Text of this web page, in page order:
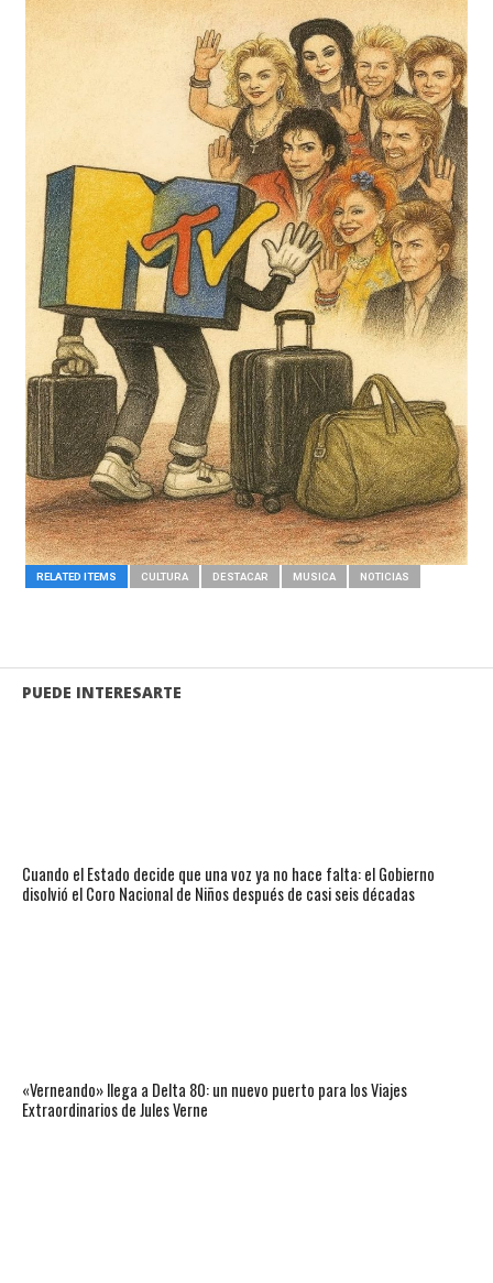
RELATED ITEMS CULTURA DESTACAR MUSICA NOTICIAS
PUEDE INTERESARTE
Cuando el Estado decide que una voz ya no hace falta: el Gobierno
disolvió el Coro Nacional de Niños después de casi seis décadas
«Verneando» llega a Delta 80: un nuevo puerto para los Viajes
Extraordinarios de Jules Verne